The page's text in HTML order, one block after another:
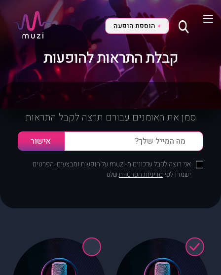
+ הוספת הופעה
קבלת התראות להופעות
סמן את האומנים עבורם תרצה לקבל התראות
אני רוצה לקבל עדכונים מ-muzi על הופעות ומבצעים. הפרטים
ישמרו לפימדיניות הפרטיותשלנו